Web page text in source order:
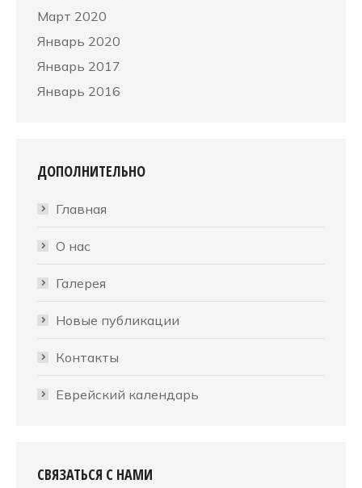
Март 2020
Январь 2020
Январь 2017
Январь 2016
ДОПОЛНИТЕЛЬНО
Главная
О нас
Галерея
Новые публикации
Контакты
Еврейский календарь
СВЯЗАТЬСЯ С НАМИ